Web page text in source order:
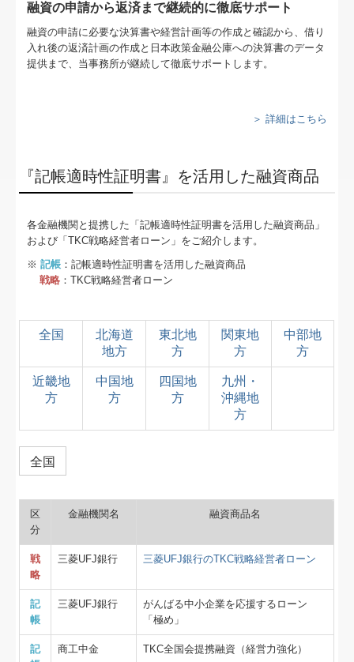
融資の申請から返済まで継続的に徹底サポート
融資の申請に必要な決算書や経営計画等の作成と確認から、借り
入れ後の返済計画の作成と日本政策金融公庫への決算書のデータ
提供まで、当事務所が継続して徹底サポートします。
＞ 詳細はこちら
『記帳適時性証明書』を活用した融資商品
各金融機関と提携した「記帳適時性証明書を活用した融資商品」
および「TKC戦略経営者ローン」をご紹介します。
※記帳 ：記帳適時性証明書を活用した融資商品
戦略 ：TKC戦略経営者ローン
全国
北海道
地方
東北地
方
関東地
方
中部地
方
近畿地
方
中国地
方
四国地
方
九州・
沖縄地
方
全国
区
分
金融機関名 融資商品名
戦
略
三菱UFJ銀行 三菱UFJ銀行のTKC戦略経営者ローン
記
帳
三菱UFJ銀行
がんばる中小企業を応援するローン
「極め」
記
商工中金 TKC全国会提携融資（経営力強化）